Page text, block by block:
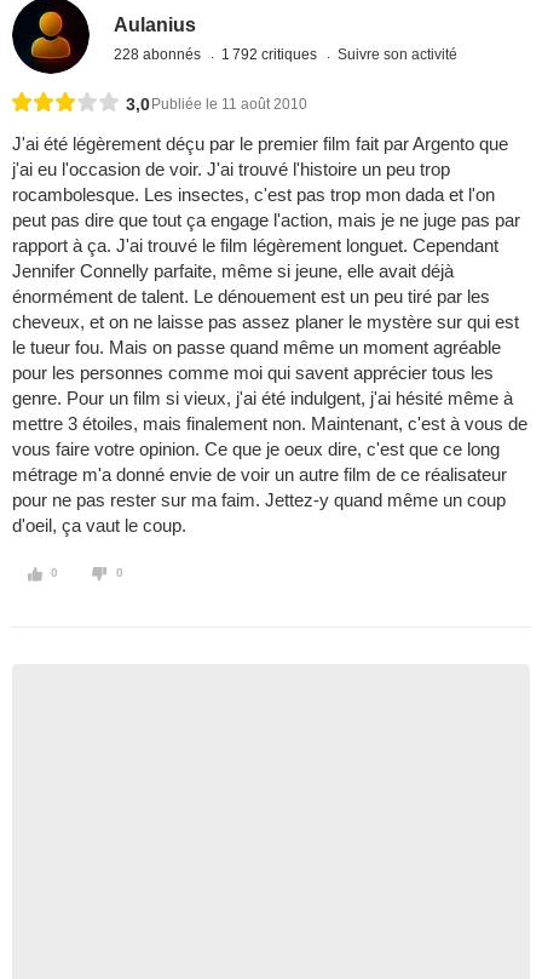
Aulanius
228 abonnés 1 792 critiques Suivre son activité
3,0 Publiée le 11 août 2010
J'ai été légèrement déçu par le premier film fait par Argento que
j'ai eu l'occasion de voir. J'ai trouvé l'histoire un peu trop
rocambolesque. Les insectes, c'est pas trop mon dada et l'on
peut pas dire que tout ça engage l'action, mais je ne juge pas par
rapport à ça. J'ai trouvé le film légèrement longuet. Cependant
Jennifer Connelly parfaite, même si jeune, elle avait déjà
énormément de talent. Le dénouement est un peu tiré par les
cheveux, et on ne laisse pas assez planer le mystère sur qui est
le tueur fou. Mais on passe quand même un moment agréable
pour les personnes comme moi qui savent apprécier tous les
genre. Pour un film si vieux, j'ai été indulgent, j'ai hésité même à
mettre 3 étoiles, mais finalement non. Maintenant, c'est à vous de
vous faire votre opinion. Ce que je oeux dire, c'est que ce long
métrage m'a donné envie de voir un autre film de ce réalisateur
pour ne pas rester sur ma faim. Jettez-y quand même un coup
d'oeil, ça vaut le coup.
0 0